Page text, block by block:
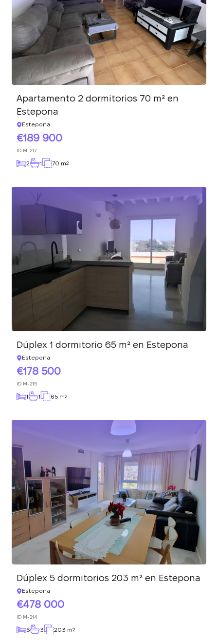
Apartamento 2 dormitorios 70 m² en
Estepona
Estepona
189 900
ID M-217
2 1 70 m2
Dúplex 1 dormitorio 65 m² en Estepona
Estepona
178 500
ID M-215
1 1 65 m2
Dúplex 5 dormitorios 203 m² en Estepona
Estepona
478 000
ID M-214
5 3 203 m2